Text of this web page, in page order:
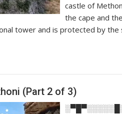
castle of
the cape and
tower and is protected by
(Part 2 of 3)